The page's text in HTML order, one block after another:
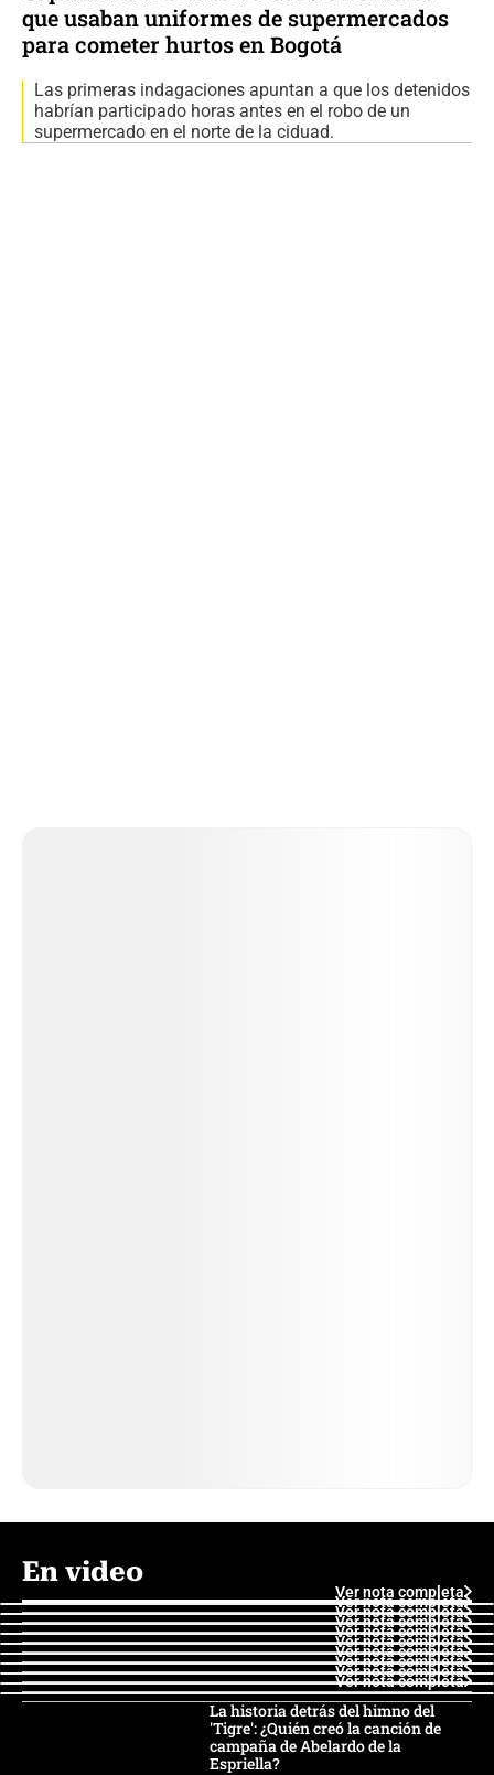
que usaban uniformes de supermercados
para cometer hurtos en Bogotá
Las primeras indagaciones apuntan a que los detenidos
habrían participado horas antes en el robo de un
supermercado en el norte de la ciduad.
En video
Ver nota completa
Ver nota completa
Ver nota completa
Ver nota completa
Ver nota completa
Ver nota completa
Ver nota completa
Ver nota completa
Ver nota completa
Ver nota completa
La historia detrás del himno del
'Tigre': ¿Quién creó la canción de
campaña de Abelardo de la
Espriella?